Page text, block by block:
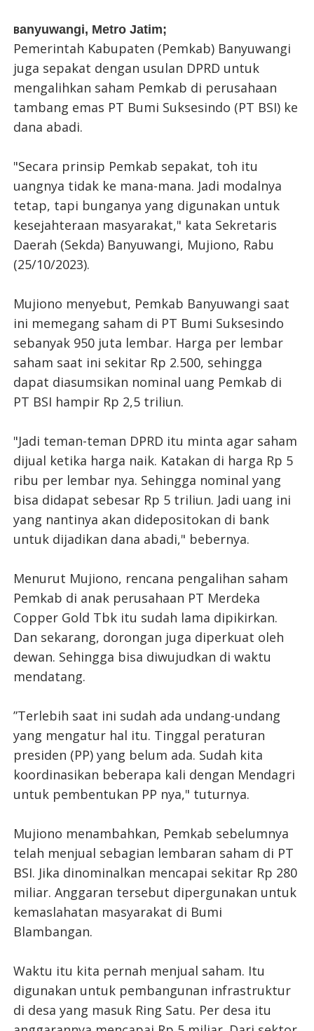
Banyuwangi, Metro Jatim;
Pemerintah Kabupaten (Pemkab) Banyuwangi
juga sepakat dengan usulan DPRD untuk
mengalihkan saham Pemkab di perusahaan
tambang emas PT Bumi Suksesindo (PT BSI) ke
dana abadi.
"Secara prinsip Pemkab sepakat, toh itu
uangnya tidak ke mana-mana. Jadi modalnya
tetap, tapi bunganya yang digunakan untuk
kesejahteraan masyarakat," kata Sekretaris
Daerah (Sekda) Banyuwangi, Mujiono, Rabu
(25/10/2023).
Mujiono menyebut, Pemkab Banyuwangi saat
ini memegang saham di PT Bumi Suksesindo
sebanyak 950 juta lembar. Harga per lembar
saham saat ini sekitar Rp 2.500, sehingga
dapat diasumsikan nominal uang Pemkab di
PT BSI hampir Rp 2,5 triliun.
"Jadi teman-teman DPRD itu minta agar saham
dijual ketika harga naik. Katakan di harga Rp 5
ribu per lembar nya. Sehingga nominal yang
bisa didapat sebesar Rp 5 triliun. Jadi uang ini
yang nantinya akan didepositokan di bank
untuk dijadikan dana abadi," bebernya.
Menurut Mujiono, rencana pengalihan saham
Pemkab di anak perusahaan PT Merdeka
Copper Gold Tbk itu sudah lama dipikirkan.
Dan sekarang, dorongan juga diperkuat oleh
dewan. Sehingga bisa diwujudkan di waktu
mendatang.
”Terlebih saat ini sudah ada undang-undang
yang mengatur hal itu. Tinggal peraturan
presiden (PP) yang belum ada. Sudah kita
koordinasikan beberapa kali dengan Mendagri
untuk pembentukan PP nya," tuturnya.
Mujiono menambahkan, Pemkab sebelumnya
telah menjual sebagian lembaran saham di PT
BSI. Jika dinominalkan mencapai sekitar Rp 280
miliar. Anggaran tersebut dipergunakan untuk
kemaslahatan masyarakat di Bumi
Blambangan.
Waktu itu kita pernah menjual saham. Itu
digunakan untuk pembangunan infrastruktur
di desa yang masuk Ring Satu. Per desa itu